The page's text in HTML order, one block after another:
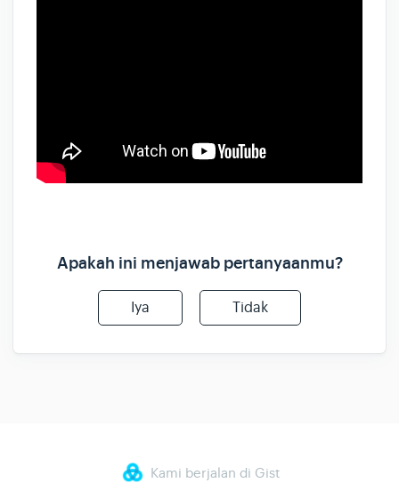
Apakah ini menjawab pertanyaanmu?
Iya Tidak
Kami berjalan di Gist